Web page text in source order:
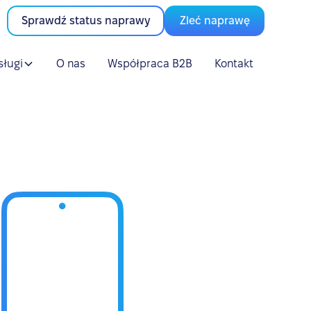
Sprawdź status naprawy Zleć naprawę
O nas Współpraca B2B Kontakt